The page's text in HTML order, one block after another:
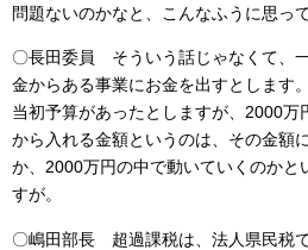
問題ないのかなと、こんなふうに思っ
〇長田委員 そういう話じゃなくて、
金からある事業にお金を出すとします
当初予算があったとしますが、2000万
から入れる金額というのは、その金額
か、2000万円の中で動いていくのかと
すが。
〇嶋田部長 超過課税は、法人県民税